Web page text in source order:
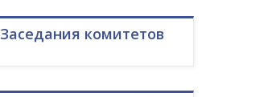
Заседания комитетов